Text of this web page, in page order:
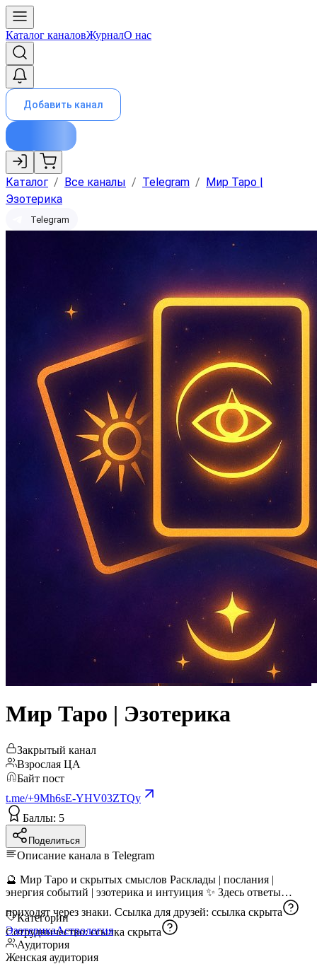
Каталог каналовЖурналО нас
Добавить канал
Каталог / Все каналы / Telegram / Мир Таро |
Эзотерика
Telegram
Мир Таро | Эзотерика
Закрытый канал
Взрослая ЦА
Байт пост
t.me/+9Mh6sE-YHV03ZTQy
Баллы: 5
Поделиться
Описание канала в Telegram
🔮 Мир Таро и скрытых смыслов Расклады | послания |
энергия событий | эзотерика и интуиция ✨ Здесь ответы
приходят через знаки. Ссылка для друзей: ссылка скрыта
Сотрудничество:ссылка скрыта
Категории
ЭзотерикаАстрология
Аудитория
Женская аудитория